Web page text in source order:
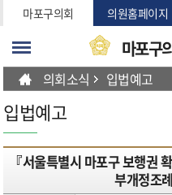
본문바로가기
마포구의회 의원홈페이지
마포구
의회소식 입법예고
입법예고
『서울특별시 마포구 보행권
부개정조